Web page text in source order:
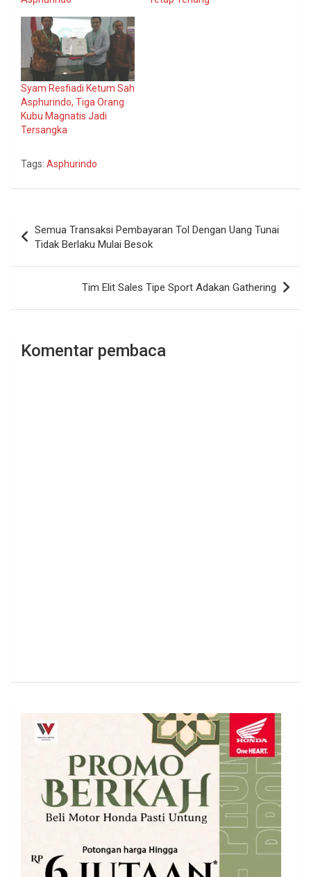
Syam Resfiadi Ketum Sah
Asphurindo, Tiga Orang
Kubu Magnatis Jadi
Tersangka
Tags: Asphurindo
pos
Semua Transaksi Pembayaran Tol Dengan Uang Tunai
Tidak Berlaku Mulai Besok
Tim Elit Sales Tipe Sport Adakan Gathering
Komentar pembaca